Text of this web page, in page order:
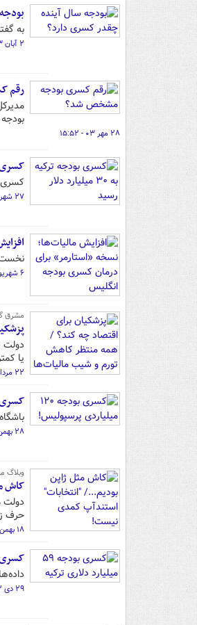
به گفته
۲ آبان ۰۳ - ۱۶:۱۵
رقم
۲۸ مهر ۰۳ - ۱۵:۵۲
کسری
کسری بودجه ترکیه
۲۷ شهریور ۰۳ - ۰۹:۴۹
نخست
۶ شهریور ۰۳ - ۱۸:۱۳
مشرق
یا
۲۲ مرداد ۰۳ - ۲۰:۰۱
کسری بودجه
باشگاه
۲۸ بهمن ۰۲ - ۱۴:۴۲
وبلاگ
کاش
حرف
۱۸ بهمن ۰۲ - ۰۹:۰۳
کسری بودجه ۵۹
داده‌های
۲۹ دی ۰۲ - ۱۳:۰۴